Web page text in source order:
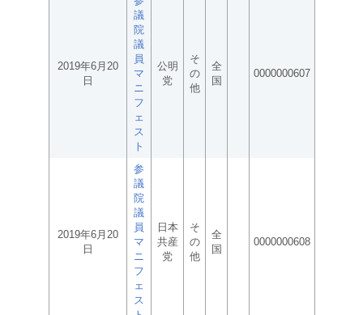
2019年6月20
日
議
院
議
員
マ
ニ
フ
ェ
ス
ト
公明
党
そ
の
他
全
国
0000000607
2019年6月20
日
参
議
院
議
員
マ
ニ
フ
ェ
ス
日本
共産
党
そ
の
他
全
国
0000000608